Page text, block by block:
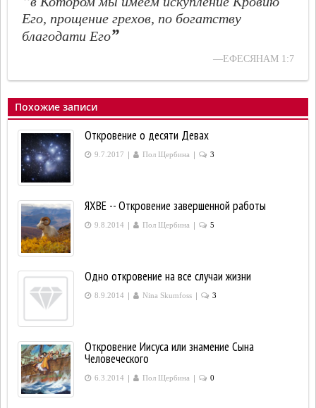
Его, прощение грехов, по богатству
благодати Его”
—ЕФЕСЯНАМ 1:7
Похожие записи
Откровение о десяти Девах
9.7.2017 | Пол Щербина | 3
ЯХВЕ -- Откровение завершенной работы
9.8.2014 | Пол Щербина | 5
Одно откровение на все случаи жизни
8.9.2014 | Nina Skumfoss | 3
Откровение Иисуса или знамение Сына
Человеческого
6.3.2014 | Пол Щербина | 0